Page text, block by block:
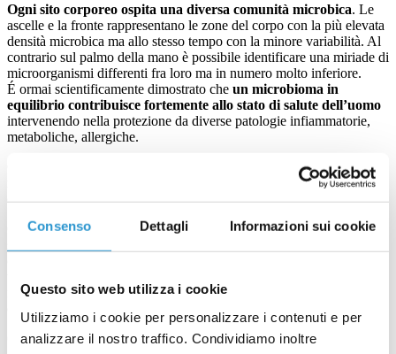
Consenso Dettagli Informazioni sui cookie
Questo sito web utilizza i cookie
Utilizziamo i cookie per personalizzare i contenuti e per
analizzare il nostro traffico. Condividiamo inoltre
Ogni sito corporeo ospita una diversa comunità microbica. Le
ascelle e la fronte rappresentano le zone del corpo con la più elevata
densità microbica ma allo stesso tempo con la minore variabilità. Al
contrario sul palmo della mano è possibile identificare una miriade di
microorganismi differenti fra loro ma in numero molto inferiore.
É ormai scientificamente dimostrato che un microbioma in
equilibrio contribuisce fortemente allo stato di salute dell’uomo
intervenendo nella protezione da diverse patologie infiammatorie,
metaboliche, allergiche.
Quando il microbioma dell’individuo subisce delle alterazioni nel
numero e nei rapporti dei diversi microorganismi che lo
compongono esso va incontro ad uno stato didisbiosi.
Conoscere la composizione del microbioma rappresenta un utile
mantenere lo stato di equilibrio del microbioma con conseguenti
Come l’intestino,anche la pelle possiede un proprio microbioma